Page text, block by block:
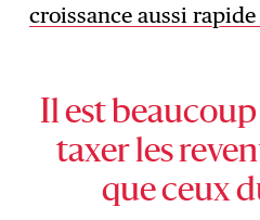
croissance aussi
Il est
taxer les
que ceux